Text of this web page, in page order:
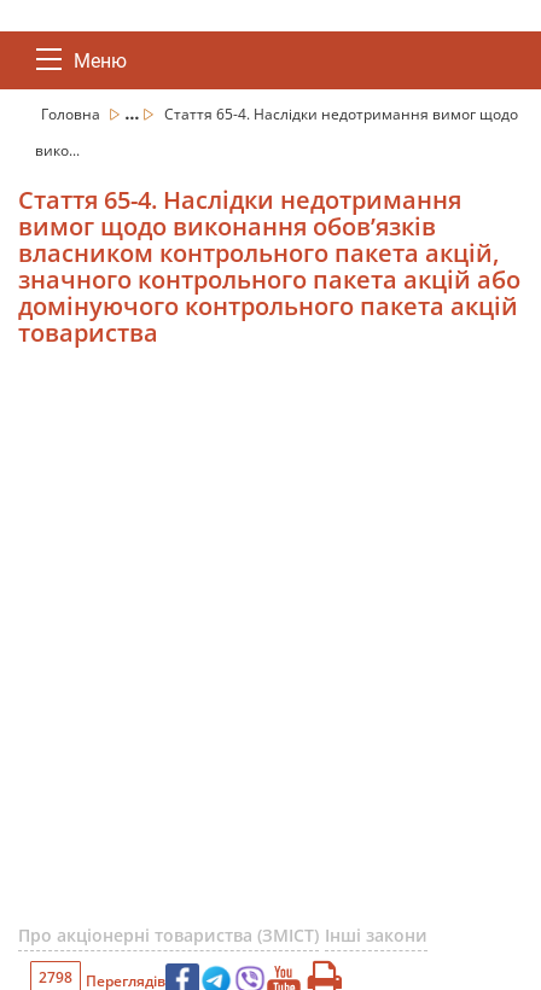
Меню
Головна ...
Стаття 65-4. Наслідки недотримання вимог щодо
вико...
Стаття 65-4. Наслідки недотримання
вимог щодо виконання обов’язків
власником контрольного пакета акцій,
значного контрольного пакета акцій або
домінуючого контрольного пакета акцій
товариства
Про акціонерні товариства (ЗМІСТ) Інші закони
2798 Переглядів